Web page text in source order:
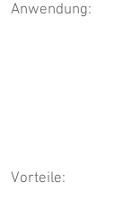
Anwendung:
Vorteile: